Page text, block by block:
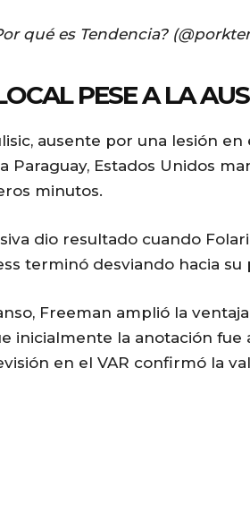
qué es Tendencia?
PESE A LA
ausente por una lesión
Paraguay, Estados Unidos
minutos.
dio resultado cuando
terminó desviando hacia su
Freeman amplió la
inicialmente la anotación
en el VAR confirmó la